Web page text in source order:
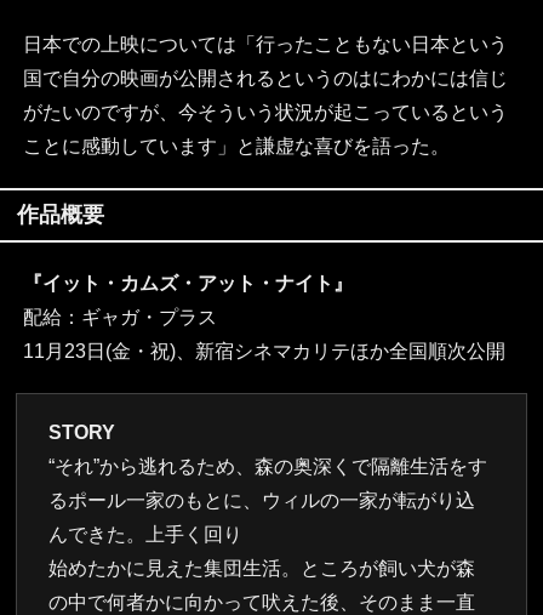
日本での上映については「行ったこともない日本という
国で自分の映画が公開されるというのはにわかには信じ
がたいのですが、今そういう状況が起こっているという
ことに感動しています」と謙虚な喜びを語った。
作品概要
『イット・カムズ・アット・ナイト』
配給：ギャガ・プラス
11月23日(金・祝)、新宿シネマカリテほか全国順次公開
STORY
“それ”から逃れるため、森の奥深くで隔離生活をす
るポール一家のもとに、ウィルの一家が転がり込
んできた。上手く回り
始めたかに見えた集団生活。ところが飼い犬が森
の中で何者かに向かって吠えた後、そのまま一直